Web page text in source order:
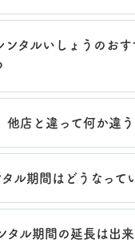
ンタルいしょうのおす
他店と違って何か違う
タル期間はどうなって
タル期間の延長は出